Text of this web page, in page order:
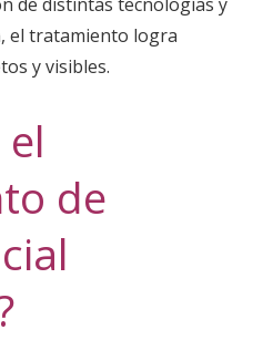
el tratamiento logra
y visibles.
de